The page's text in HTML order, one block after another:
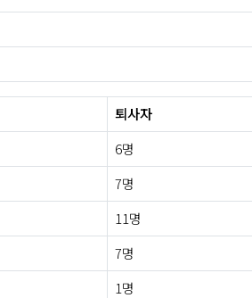
퇴사자
6명
7명
11명
7명
1명